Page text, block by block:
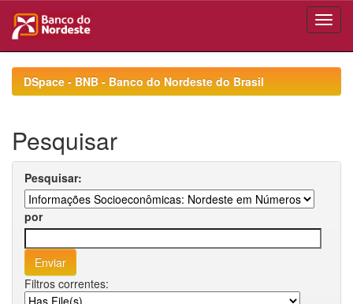
navigationDSpace - BNB - Banco do Nordeste do Brasil
Pesquisar
Pesquisar:
por
Filtros correntes: